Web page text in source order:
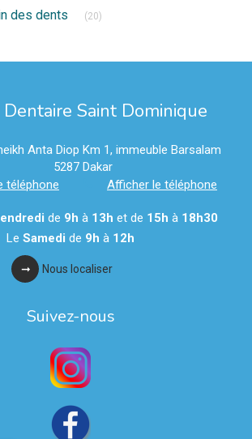
des dents (20)
Saint Dominique
Anta Diop Km 1, immeuble Barsalam
5287 Dakar
téléphone
Afficher le téléphone
de 9h à 13h et de 15h à 18h30
Le Samedi de 9h à 12h
Nous localiser
Suivez-nous